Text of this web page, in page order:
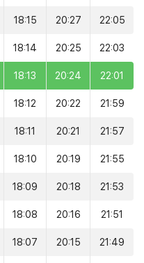
18:15 20:27 22:05
18:14 20:25 22:03
18:13 20:24 22:01
18:12 20:22 21:59
18:11 20:21 21:57
18:10 20:19 21:55
18:09 20:18 21:53
18:08 20:16 21:51
18:07 20:15 21:49